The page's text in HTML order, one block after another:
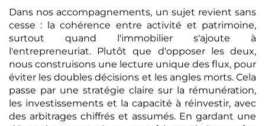
Dans nos accompagnements, un sujet revient sans
cesse : la cohérence entre activité et patrimoine,
surtout quand l'immobilier s'ajoute à
l'entrepreneuriat. Plutôt que d'opposer les deux,
nous construisons une lecture unique des flux, pour
éviter les doubles décisions et les angles morts. Cela
passe par une stratégie claire sur la rémunération,
les investissements et la capacité à réinvestir, avec
des arbitrages chiffrés et assumés. En gardant une